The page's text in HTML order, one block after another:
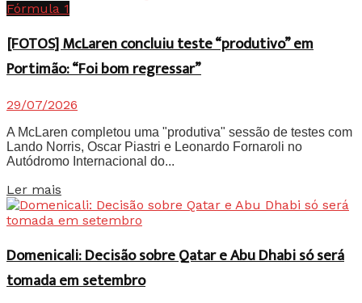
Fórmula 1
[FOTOS] McLaren concluiu teste “produtivo” em
Portimão: “Foi bom regressar”
29/07/2026
A McLaren completou uma "produtiva" sessão de testes com
Lando Norris, Oscar Piastri e Leonardo Fornaroli no
Autódromo Internacional do...
Ler mais
Domenicali: Decisão sobre Qatar e Abu Dhabi só será
tomada em setembro